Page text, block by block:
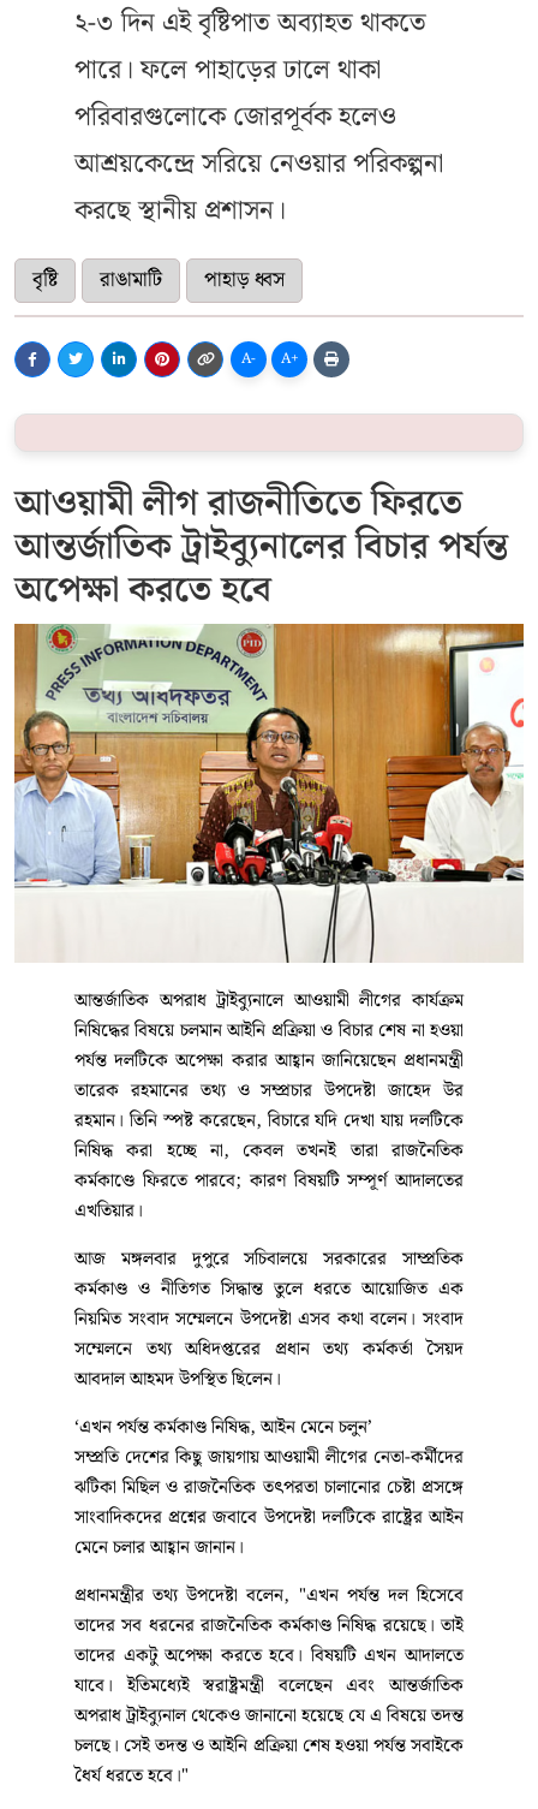
২-৩ দিন এই বৃষ্টিপাত অব্যাহত থাকতে
পারে। ফলে পাহাড়ের ঢালে থাকা
পরিবারগুলোকে জোরপূর্বক হলেও
আশ্রয়কেন্দ্রে সরিয়ে নেওয়ার পরিকল্পনা
করছে স্থানীয় প্রশাসন।
বৃষ্টি রাঙামাটি পাহাড় ধ্বস
A- A+
আওয়ামী লীগ রাজনীতিতে ফিরতে
আন্তর্জাতিক ট্রাইব্যুনালের বিচার পর্যন্ত
অপেক্ষা করতে হবে
আন্তর্জাতিক অপরাধ ট্রাইব্যুনালে আওয়ামী লীগের কার্যক্রম
নিষিদ্ধের বিষয়ে চলমান আইনি প্রক্রিয়া ও বিচার শেষ না হওয়া
পর্যন্ত দলটিকে অপেক্ষা করার আহ্বান জানিয়েছেন প্রধানমন্ত্রী
তারেক রহমানের তথ্য ও সম্প্রচার উপদেষ্টা জাহেদ উর
রহমান। তিনি স্পষ্ট করেছেন, বিচারে যদি দেখা যায় দলটিকে
নিষিদ্ধ করা হচ্ছে না, কেবল তখনই তারা রাজনৈতিক
কর্মকাণ্ডে ফিরতে পারবে; কারণ বিষয়টি সম্পূর্ণ আদালতের
এখতিয়ার।
আজ মঙ্গলবার দুপুরে সচিবালয়ে সরকারের সাম্প্রতিক
কর্মকাণ্ড ও নীতিগত সিদ্ধান্ত তুলে ধরতে আয়োজিত এক
নিয়মিত সংবাদ সম্মেলনে উপদেষ্টা এসব কথা বলেন। সংবাদ
সম্মেলনে তথ্য অধিদপ্তরের প্রধান তথ্য কর্মকর্তা সৈয়দ
আবদাল আহমদ উপস্থিত ছিলেন।
‘এখন পর্যন্ত কর্মকাণ্ড নিষিদ্ধ, আইন মেনে চলুন’
সম্প্রতি দেশের কিছু জায়গায় আওয়ামী লীগের নেতা-কর্মীদের
ঝটিকা মিছিল ও রাজনৈতিক তৎপরতা চালানোর চেষ্টা প্রসঙ্গে
সাংবাদিকদের প্রশ্নের জবাবে উপদেষ্টা দলটিকে রাষ্ট্রের আইন
মেনে চলার আহ্বান জানান।
প্রধানমন্ত্রীর তথ্য উপদেষ্টা বলেন, "এখন পর্যন্ত দল হিসেবে
তাদের সব ধরনের রাজনৈতিক কর্মকাণ্ড নিষিদ্ধ রয়েছে। তাই
তাদের একটু অপেক্ষা করতে হবে। বিষয়টি এখন আদালতে
যাবে। ইতিমধ্যেই স্বরাষ্ট্রমন্ত্রী বলেছেন এবং আন্তর্জাতিক
অপরাধ ট্রাইব্যুনাল থেকেও জানানো হয়েছে যে এ বিষয়ে তদন্ত
চলছে। সেই তদন্ত ও আইনি প্রক্রিয়া শেষ হওয়া পর্যন্ত সবাইকে
ধৈর্য ধরতে হবে।"